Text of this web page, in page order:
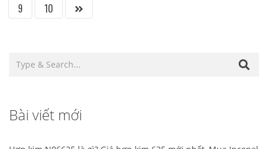
9
10
Bài viết mới